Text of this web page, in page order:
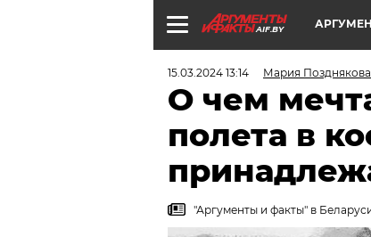
AIF.BY
15.03.2024 13:14 Мария Позднякова
О чем
полета в
"Аргументы и факты" в